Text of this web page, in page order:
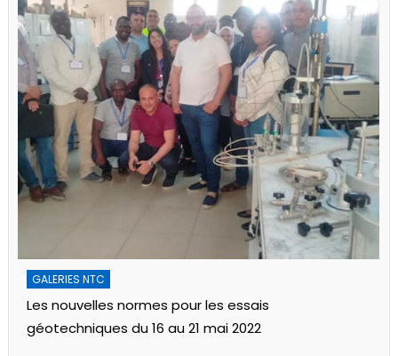
GALERIES NTC
Les nouvelles normes pour les essais
géotechniques du 16 au 21 mai 2022